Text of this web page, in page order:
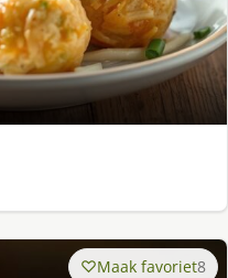
Maak favoriet8